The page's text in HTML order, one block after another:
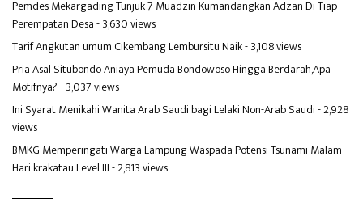
Pemdes Mekargading Tunjuk 7 Muadzin Kumandangkan Adzan Di Tiap
Perempatan Desa- 3,630 views
Tarif Angkutan umum Cikembang Lembursitu Naik- 3,108 views
Pria Asal Situbondo Aniaya Pemuda Bondowoso Hingga Berdarah,Apa
Motifnya?- 3,037 views
Ini Syarat Menikahi Wanita Arab Saudi bagi Lelaki Non-Arab Saudi- 2,928
views
BMKG Memperingati Warga Lampung Waspada Potensi Tsunami Malam
Hari krakatau Level III- 2,813 views